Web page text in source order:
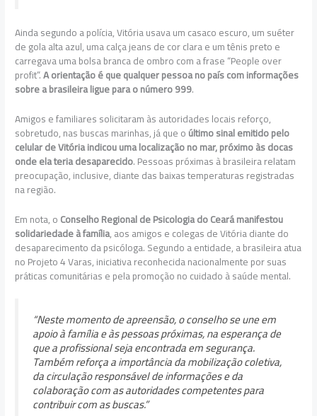
Ainda segundo a polícia, Vitória usava um casaco escuro, um suéter
de gola alta azul, uma calça jeans de cor clara e um tênis preto e
carregava uma bolsa branca de ombro com a frase “People over
profit”.A orientação é que qualquer pessoa no país com informações
sobre a brasileira ligue para o número 999.
Amigos e familiares solicitaram às autoridades locais reforço,
sobretudo, nas buscas marinhas, já que oúltimo sinal emitido pelo
celular de Vitória indicou uma localização no mar, próximo às docas
onde ela teria desaparecido. Pessoas próximas à brasileira relatam
preocupação, inclusive, diante das baixas temperaturas registradas
na região.
Em nota, oConselho Regional de Psicologia do Ceará manifestou
solidariedade à família, aos amigos e colegas de Vitória diante do
desaparecimento da psicóloga. Segundo a entidade, a brasileira atua
no Projeto 4 Varas, iniciativa reconhecida nacionalmente por suas
práticas comunitárias e pela promoção no cuidado à saúde mental.
“Neste momento de apreensão, o conselho se une em
apoio à família e às pessoas próximas, na esperança de
que a profissional seja encontrada em segurança.
Também reforça a importância da mobilização coletiva,
da circulação responsável de informações e da
colaboração com as autoridades competentes para
contribuir com as buscas.”